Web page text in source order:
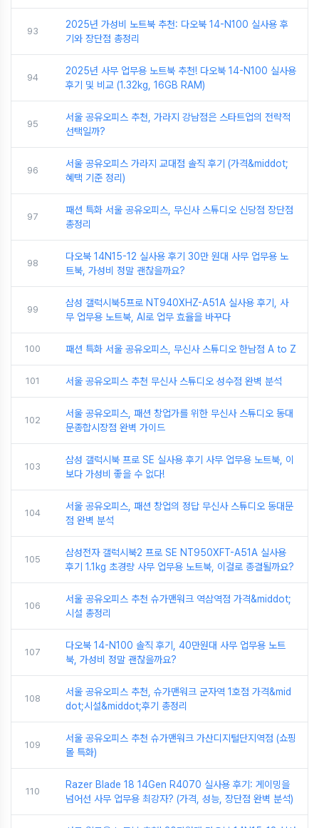
93
2025년 가성비 노트북 추천: 다오북 14-N100 실사용 후
기와 장단점 총정리
94
2025년 사무 업무용 노트북 추천! 다오북 14-N100 실사용
후기 및 비교 (1.32kg, 16GB RAM)
95
서울 공유오피스 추천, 가라지 강남점은 스타트업의 전략적
선택일까?
96
서울 공유오피스 가라지 교대점 솔직 후기 (가격&middot;
혜택 기준 정리)
97
패션 특화 서울 공유오피스, 무신사 스튜디오 신당점 장단점
총정리
98
다오북 14N15-12 실사용 후기 30만 원대 사무 업무용 노
트북, 가성비 정말 괜찮을까요?
99
삼성 갤럭시북5프로 NT940XHZ-A51A 실사용 후기, 사
무 업무용 노트북, AI로 업무 효율을 바꾸다
100 패션 특화 서울 공유오피스, 무신사 스튜디오 한남점 A to Z
101 서울 공유오피스 추천 무신사 스튜디오 성수점 완벽 분석
102
서울 공유오피스, 패션 창업가를 위한 무신사 스튜디오 동대
문종합시장점 완벽 가이드
103
삼성 갤럭시북 프로 SE 실사용 후기 사무 업무용 노트북, 이
보다 가성비 좋을 수 없다!
104
서울 공유오피스, 패션 창업의 정답 무신사 스튜디오 동대문
점 완벽 분석
105
삼성전자 갤럭시북2 프로 SE NT950XFT-A51A 실사용
후기 1.1kg 초경량 사무 업무용 노트북, 이걸로 종결될까요?
106
서울 공유오피스 추천 슈가맨워크 역삼역점 가격&middot;
시설 총정리
107
다오북 14-N100 솔직 후기, 40만원대 사무 업무용 노트
북, 가성비 정말 괜찮을까요?
108
서울 공유오피스 추천, 슈가맨워크 군자역 1호점 가격&mid
dot;시설&middot;후기 총정리
109
서울 공유오피스 추천 슈가맨워크 가산디지털단지역점 (쇼핑
몰 특화)
110
Razer Blade 18 14Gen R4070 실사용 후기: 게이밍을
넘어선 사무 업무용 최강자? (가격, 성능, 장단점 완벽 분석)